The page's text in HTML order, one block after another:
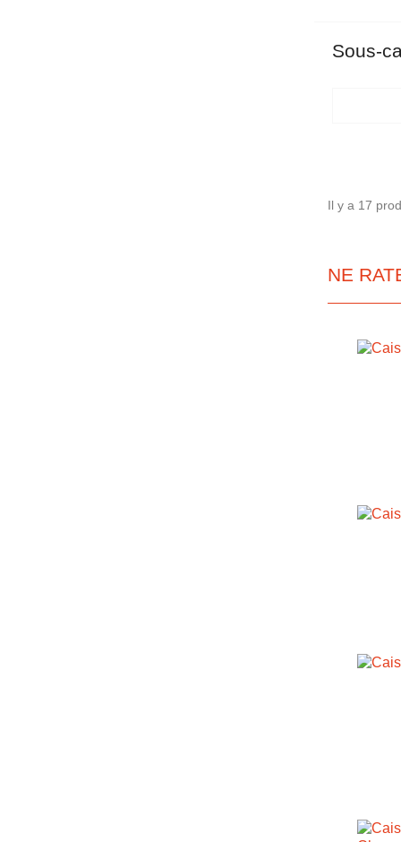
Sous-
Il y a 17
NE